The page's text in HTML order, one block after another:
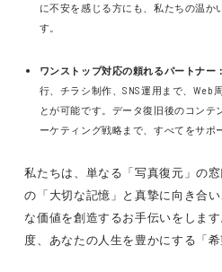
に不安を感じる方にも、私たちの温か
す。
ワンストップ対応の頼れるパートナー：
行、チラシ制作、SNS運用まで、Web
とが可能です。データ復旧後のコンテ
ーケティング戦略まで、すべてをサポ
私たちは、単なる「写真復元」の
の「大切な記憶」と真摯に向き合
な価値を創造するお手伝いをしま
度、あなたの人生を豊かにする「希